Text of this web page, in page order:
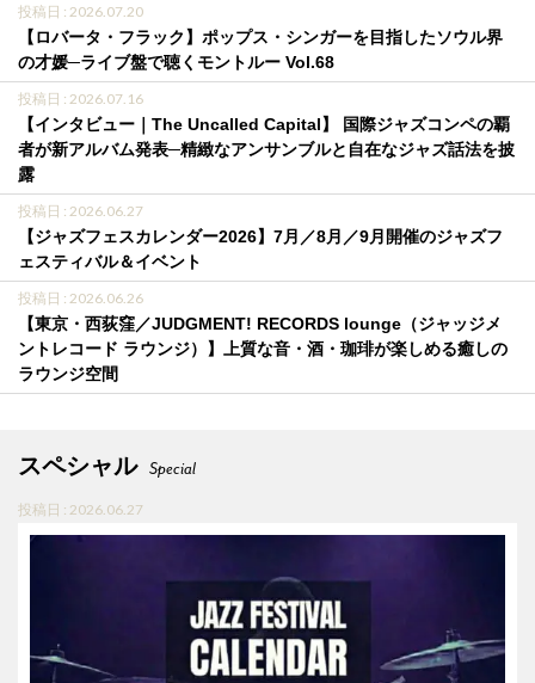
投稿日 : 2026.07.20
【ロバータ・フラック】ポップス・シンガーを目指したソウル界
の才媛─ライブ盤で聴くモントルー Vol.68
投稿日 : 2026.07.16
【インタビュー｜The Uncalled Capital】 国際ジャズコンペの覇
者が新アルバム発表─精緻なアンサンブルと自在なジャズ話法を披
露
投稿日 : 2026.06.27
【ジャズフェスカレンダー2026】7月／8月／9月開催のジャズフ
ェスティバル＆イベント
投稿日 : 2026.06.26
【東京・西荻窪／JUDGMENT! RECORDS lounge（ジャッジメ
ントレコード ラウンジ）】上質な音・酒・珈琲が楽しめる癒しの
ラウンジ空間
スペシャル Special
投稿日 : 2026.06.27